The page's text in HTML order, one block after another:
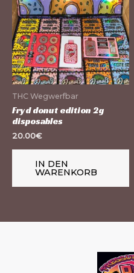
THC Wegwerfbar
Fryd donut edition 2g
disposables
20.00€
IN DEN
WARENKORB